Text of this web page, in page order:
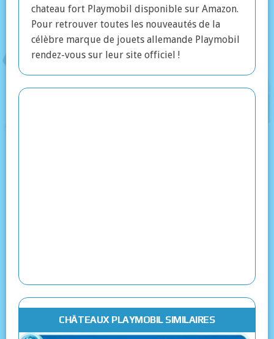
chateau fort Playmobil disponible sur Amazon.
Pour retrouver toutes les nouveautés de la
célèbre marque de jouets allemande Playmobil
rendez-vous sur leur site officiel !
CHÂTEAUX PLAYMOBIL SIMILAIRES